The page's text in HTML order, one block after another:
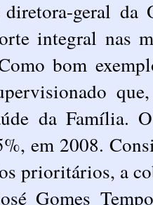
diretora-geral
integral nas
bom
da Família.
em 2008.
prioritários, a
Gomes